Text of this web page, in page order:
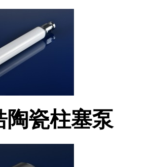
陶瓷柱塞泵